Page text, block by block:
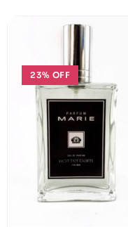
23% OFF